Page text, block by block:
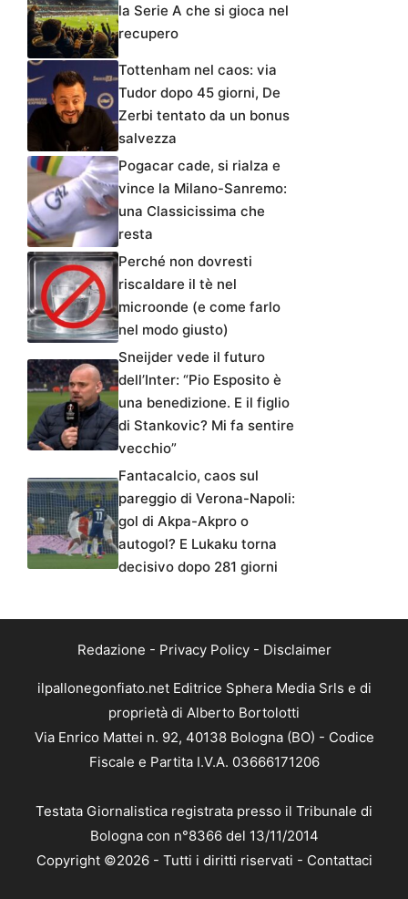
la Serie A che si gioca nel
recupero
Tottenham nel caos: via
Tudor dopo 45 giorni, De
Zerbi tentato da un bonus
salvezza
Pogacar cade, si rialza e
vince la Milano-Sanremo:
una Classicissima che
resta
Perché non dovresti
riscaldare il tè nel
microonde (e come farlo
nel modo giusto)
Sneijder vede il futuro
dell’Inter: “Pio Esposito è
una benedizione. E il figlio
di Stankovic? Mi fa sentire
vecchio”
Fantacalcio, caos sul
pareggio di Verona-Napoli:
gol di Akpa-Akpro o
autogol? E Lukaku torna
decisivo dopo 281 giorni
Redazione - Privacy Policy- Disclaimer
ilpallonegonfiato.net Editrice Sphera Media Srls e di
proprietà di Alberto Bortolotti
Via Enrico Mattei n. 92, 40138 Bologna (BO) - Codice
Fiscale e Partita I.V.A. 03666171206
Testata Giornalistica registrata presso il Tribunale di
Bologna con n°8366 del 13/11/2014
Copyright ©2026 - Tutti i diritti riservati - Contattaci